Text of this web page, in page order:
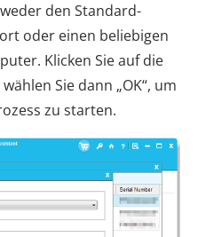
den Standard-
oder einen beliebigen
Klicken Sie auf die
Sie dann „OK“, um
zu starten.